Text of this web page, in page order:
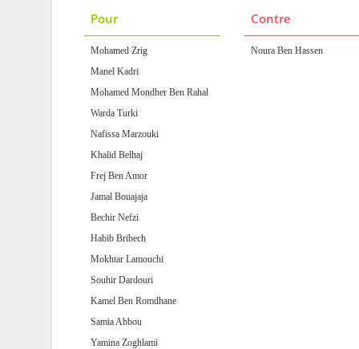
Pour
Mohamed Zrig
Manel Kadri
Mohamed Mondher Ben Rahal
Warda Turki
Nafissa Marzouki
Khalid Belhaj
Frej Ben Amor
Jamal Bouajaja
Bechir Nefzi
Habib Bribech
Mokhtar Lamouchi
Souhir Dardouri
Kamel Ben Romdhane
Samia Abbou
Yamina Zoghlami
Contre
Noura Ben Hassen